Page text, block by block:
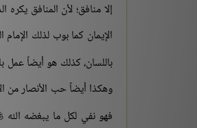
إلا منافق؛ لأن المنافق
الإيمان كما بوب لذلك
باللسان، كذلك هو أيضاً عمل
وهكذا أيضاً حب الأنصار من
فهو نفي لكل ما يبغضه الله